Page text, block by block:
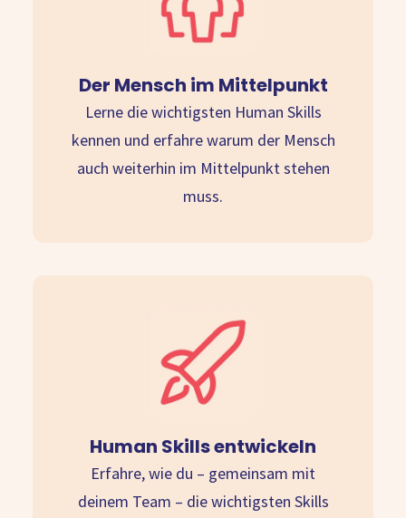
Der Mensch im Mittelpunkt
Lerne die wichtigsten Human Skills
kennen und erfahre warum der Mensch
auch weiterhin im Mittelpunkt stehen
muss.
Human Skills entwickeln
Erfahre, wie du – gemeinsam mit
deinem Team – die wichtigsten Skills